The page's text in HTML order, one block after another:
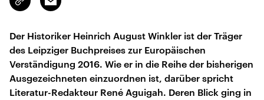
kopieren/teilen
Der Historiker Heinrich August Winkler ist der Träger
des Leipziger Buchpreises zur Europäischen
Verständigung 2016. Wie er in die Reihe der bisherigen
Ausgezeichneten einzuordnen ist, darüber spricht
Literatur-Redakteur René Aguigah. Deren Blick ging in